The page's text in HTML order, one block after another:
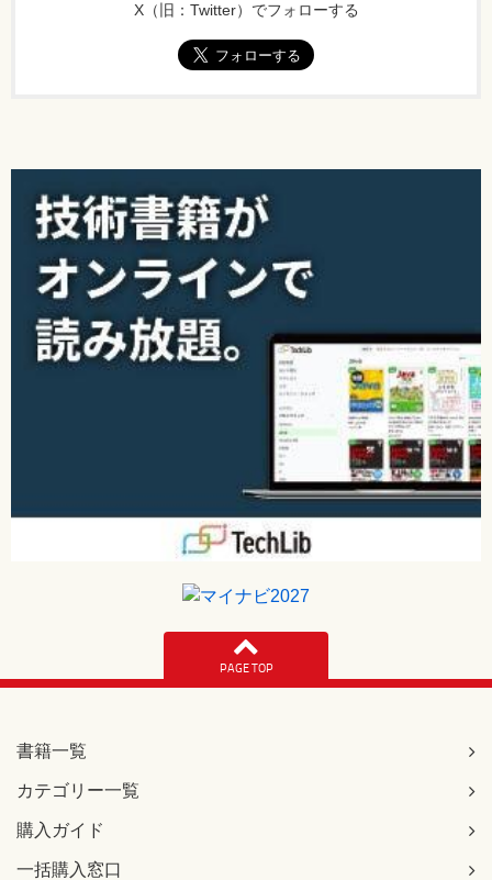
X（旧：Twitter）でフォローする
PAGE TOP
書籍一覧
カテゴリー一覧
購入ガイド
一括購入窓口